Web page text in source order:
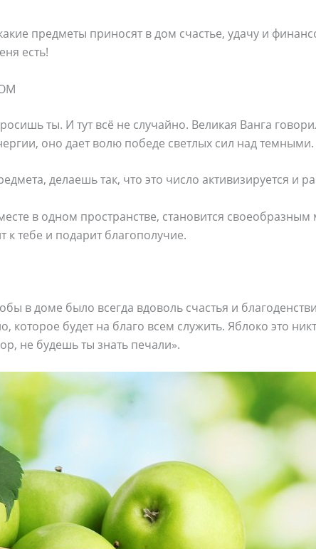
предметы приносят в дом счастье, удачу и
есть!
ты. И тут всё не случайно. Великая Ванга
оно дает волю победе светлых сил над темными.
делаешь так, что это число активизируется и
в одном пространстве, становится своеобразным
к тебе и подарит благополучие.
в доме было всегда вдоволь счастья и
которое будет на благо всем служить. Яблоко это
не будешь ты знать печали».